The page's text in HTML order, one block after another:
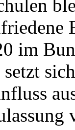
im
setzt